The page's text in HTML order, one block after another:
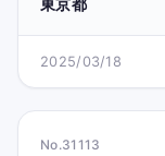
2025/03/18
No.31113